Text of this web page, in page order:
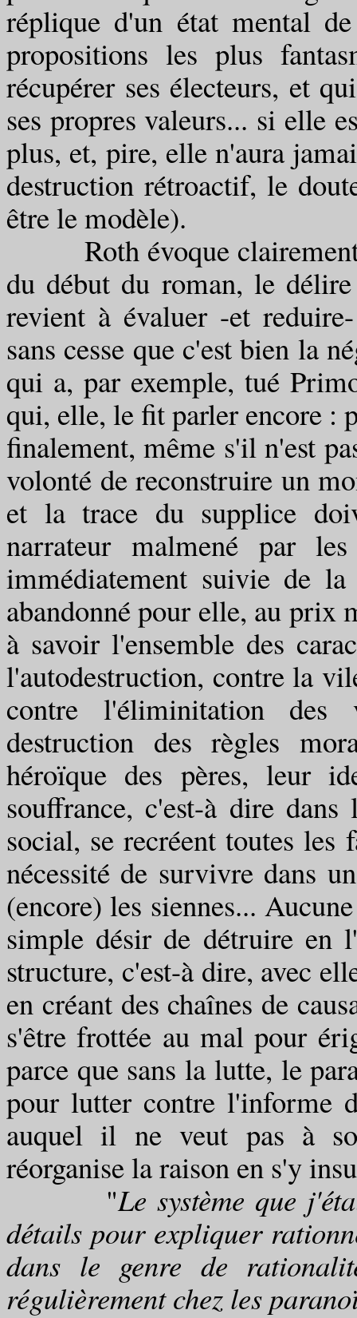
réplique d'un état mental
propositions les plus
récupérer ses électeurs, et
ses propres valeurs... si elle
plus, et, pire, elle n'aura
destruction rétroactif, le
être le modèle).
Roth évoque clairement
du début du roman, le
revient à évaluer -et
sans cesse que c'est bien la
qui a, par exemple, tué
qui, elle, le fit parler encore :
finalement, même s'il n'est
volonté de reconstruire un
et la trace du supplice
narrateur malmené par
immédiatement suivie de
abandonné pour elle, au prix
à savoir l'ensemble des
l'autodestruction, contre la
contre l'éliminitation des
destruction des règles
héroïque des pères, leur
souffrance, c'est-à dire
social, se recréent toutes les
nécessité de survivre dans
(encore) les siennes...
simple désir de détruire en
structure, c'est-à dire, avec
en créant des chaînes de
s'être frottée au mal pour
parce que sans la lutte, le
pour lutter contre l'informe
auquel il ne veut pas à
réorganise la raison en s'y
"Le système que
détails pour expliquer
dans le genre de
régulièrement chez les